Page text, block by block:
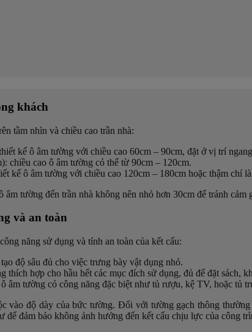
khách
tầm nhìn và chiều cao trần nhà:
kế ô âm tường với chiều cao 60cm – 90cm, đặt ở vị trí
chiều cao ô âm tường có thể từ 90cm – 120cm.
kế ô âm tường với chiều cao 120cm – 180cm hoặc thậm chí
tường đến trần nhà không nên nhỏ hơn 30cm để tránh
và an toàn
năng sử dụng và tính an toàn của kết cấu:
độ sâu đủ cho việc trưng bày vật dụng nhỏ.
thích hợp cho hầu hết các mục đích sử dụng, đủ để đặt sách,
âm tường có công năng đặc biệt như tủ rượu, kệ TV, hoặc tủ
vào độ dày của bức tường. Đối với tường gạch thông
đảm bảo không ảnh hưởng đến kết cấu chịu lực của công